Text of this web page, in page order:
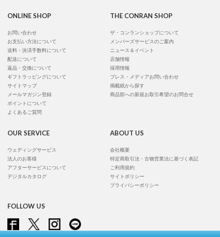
ONLINE SHOP
お問い合わせ
お支払い方法について
送料・決済手数料について
配送について
返品・交換について
ギフトラッピングについて
サイトマップ
メールマガジン登録
ポイントについて
よくあるご質問
THE CONRAN SHOP
ザ・コンランショップについて
メンバーズサービスのご案内
ニュース＆イベント
店舗情報
採用情報
プレス・メディアお問い合わせ
掲載紙から探す
商品部への新規お取引希望のお問合せ
OUR SERVICE
ウェディングサービス
法人のお客様
アフターサービスについて
デジタルカタログ
ABOUT US
会社概要
特定商取引法・古物営業法に基づく表記
ご利用規約
サイトポリシー
プライバシーポリシー
FOLLOW US